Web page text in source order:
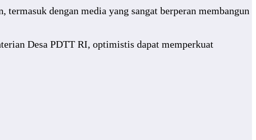
dengan media yang sangat berperan membangun
Desa PDTT RI, optimistis dapat memperkuat